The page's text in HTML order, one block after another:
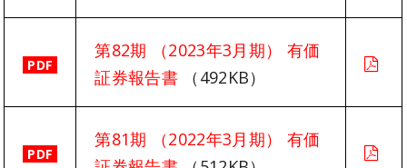
PDF
第82期 （2023年3月期） 有価
証券報告書 （492KB）
PDF
第81期 （2022年3月期） 有価